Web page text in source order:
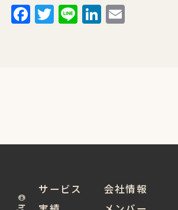
Facebook
Twitter
LineLinkedIn
サービス
会社情報